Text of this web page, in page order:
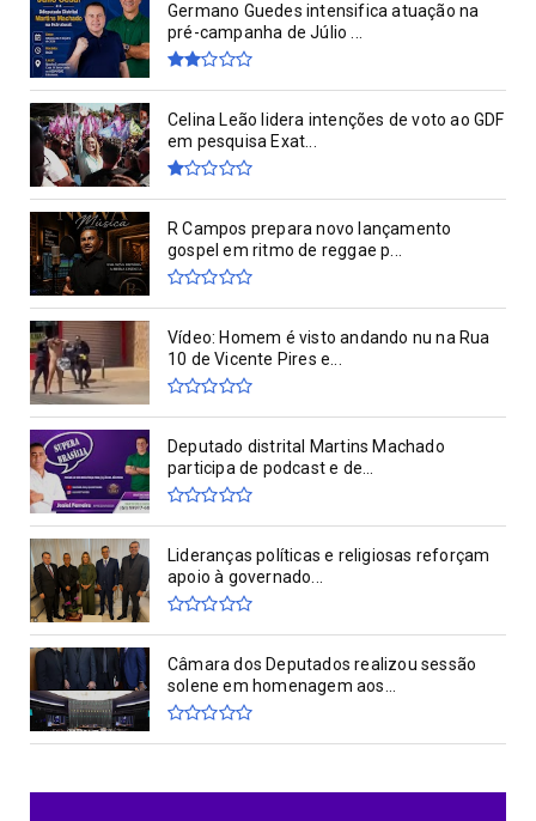
Germano Guedes intensifica atuação na
pré-campanha de Júlio ...
Celina Leão lidera intenções de voto ao GDF
em pesquisa Exat...
R Campos prepara novo lançamento
gospel em ritmo de reggae p...
Vídeo: Homem é visto andando nu na Rua
10 de Vicente Pires e...
Deputado distrital Martins Machado
participa de podcast e de...
Lideranças políticas e religiosas reforçam
apoio à governado...
Câmara dos Deputados realizou sessão
solene em homenagem aos...